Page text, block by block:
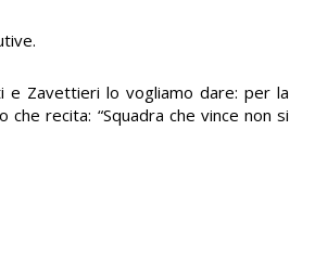
e Zavettieri lo vogliamo dare: per la
recita: “Squadra che vince non si